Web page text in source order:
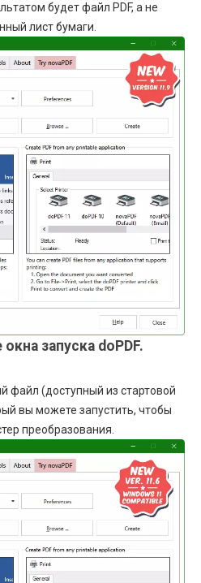
будет файл PDF, а не
лист бумаги.
запуска doPDF.
файл (доступный из стартовой
вы можете запустить, чтобы
преобразования.